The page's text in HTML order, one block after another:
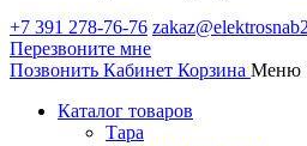
+7 391 278-76-76
Перезвоните мне
Позвонить Кабинет Корзина Меню
Каталог товаров
Тара